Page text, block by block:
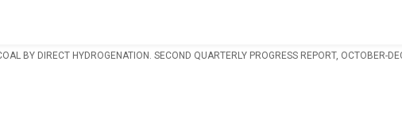
BY DIRECT HYDROGENATION. SECOND QUARTERLY PROGRESS REPORT, OCTOBER-